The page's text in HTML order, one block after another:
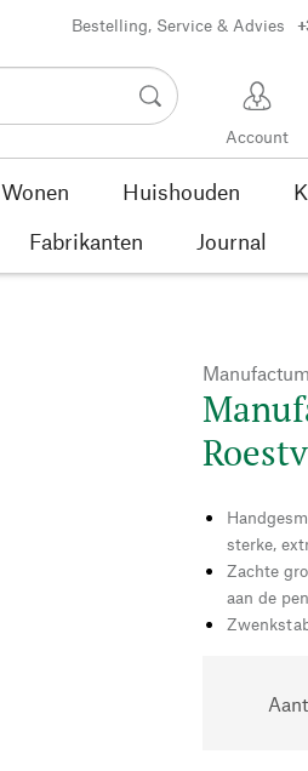
Bestelling, Service & Advies
Account
Wonen Huishouden
Fabrikanten Journal
Manufactum
sterke,
Zachte
aan de